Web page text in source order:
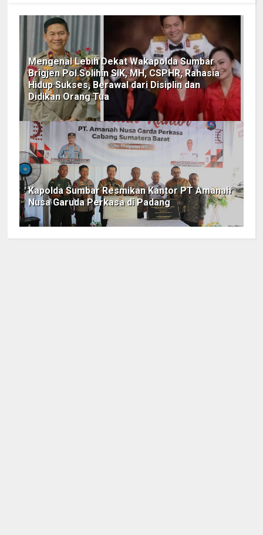
Mengenal Lebih Dekat Wakapolda Sumbar
Brigjen Pol.Solihin SIK, MH, CSPHR, Rahasia
Hidup Sukses, Berawal dari Disiplin dan
Didikan Orang Tua
Kapolda Sumbar Resmikan Kantor PT Amanah
Nusa Garuda Perkasa di Padang